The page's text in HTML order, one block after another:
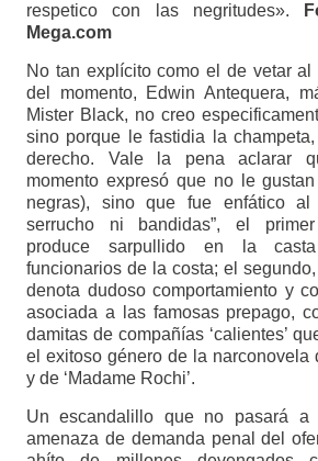
respetico con las negritudes».
Mega.com
No tan explícito como el de vetar al
del momento, Edwin Antequera,
Mister Black, no creo
sino porque le fastidia la
derecho. Vale la pena aclarar
momento expresó que no le
negras), sino que fue enfático
serrucho ni bandidas”, el
produce sarpullido en la
funcionarios de la costa; el
denota dudoso comportamiento y
asociada a las famosas prepago,
damitas de compañías ‘calientes’
el exitoso género de la narconovela
y de ‘Madame Rochi’.
Un escandalillo que no pasará a
amenaza de demanda penal del